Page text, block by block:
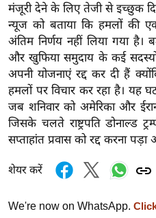
फि
ल्म
स
मी
क्षा
B
r
e
k
n
मंजूरी देने के लिए तेजी से इच्छुक
न्यूज को बताया कि हमलों की
अंतिम निर्णय नहीं लिया गया है।
और खुफिया समुदाय के कई
अपनी योजनाएं रद्द कर दी हैं
हमलों पर विचार कर रहा है। यह
जब शनिवार को अमेरिका और
जिसके चलते राष्ट्रपति डोनाल्ड
सप्ताहांत प्रवास को रद्द करना
शेयर करें
We're now on WhatsApp.